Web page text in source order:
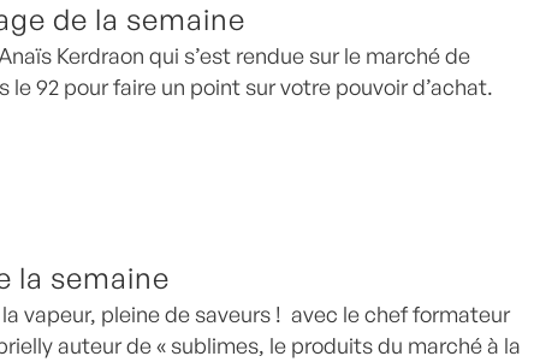
de la semaine
Kerdraon qui s’est rendue sur le marché de
le 92 pour faire un point sur votre pouvoir d’achat.
la semaine
vapeur, pleine de saveurs ! avec le chef formateur
auteur de « sublimes, le produits du marché à la